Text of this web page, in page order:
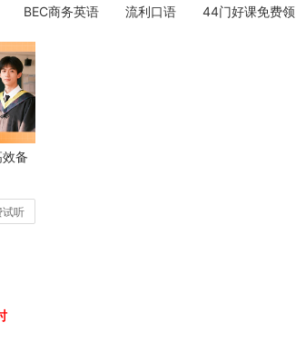
BEC商务英语 流利口语 44门好课免费领
备
试听